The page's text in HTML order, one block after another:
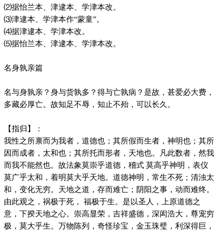
⑵据怡兰本、津逮本、学津本改。
⑶津逮本、学津本作“蒙童”。
⑷据津逮本、学津本改。
⑸据怡兰本、津逮本、学津本改。
名身孰亲篇
名与身孰亲？身与货孰多？得与亡孰病？是故，甚爱必大费，
多藏必厚亡。故知足不辱，知止不殆，可以长久。
【指归】：
我性之所禀而为我者，道德也；其所假而生者，神明也；其所
因而成者，太和也；其所托而形者，天地也。凡此数者，然我
而我不能然也。故法象莫崇乎道德，稽式 莫高乎神明，表仪
莫广乎太和，着明莫大乎天地。道德神明，常生不死；清浊太
和，变化无穷。天地之道，存而难亡；阴阳之事，动而难终。
由此观之，祸极于死， 福极于生。是以圣人，上原道德之
意，下揆天地之心。崇高显荣，吉祥盛德，深闳浩大，尊宠穷
极，莫大乎生。万物陈列，奇怪珍宝，金玉珠璧，利深得巨，